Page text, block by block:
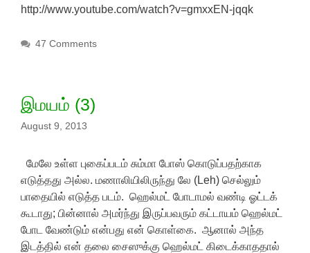
http://www.youtube.com/watch?v=gmxxEN-jqqk
47 Comments
இமயம் (3)
August 9, 2013
மேலே உள்ள புகைப்படம் சும்மா போஸ் கொடுப்பதற்காக
எடுத்தது அல்ல. மணாலியிலிருந்து லே (Leh) செல்லும்
பாதையில் எடுத்த படம். ஹெல்மட் போடாமல் வண்டி ஓட்டக்
கூடாது; பின்னால் அமர்ந்து இருப்பவரும் கட்டாயம் ஹெல்மட்
போட வேண்டும் என்பது என் கொள்கை. ஆனால் அந்த
இடத்தில் என் தலை சைஸுக்கு ஹெல்மட் கிடைக்காததால்